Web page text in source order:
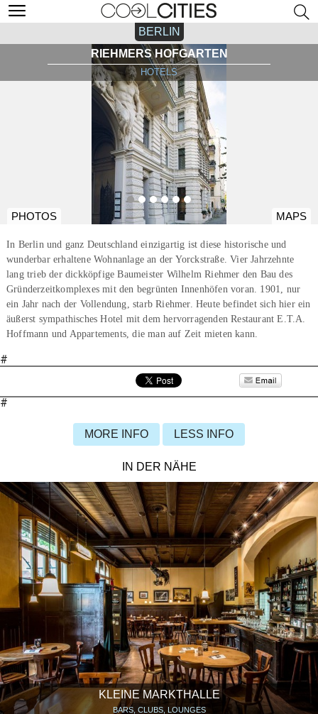
BERLIN
RIEHMERS HOFGARTEN
HOTELS
PHOTOS MAPS
In Berlin und ganz Deutschland einzigartig ist diese historische und
wunderbar erhaltene Wohnanlage an der Yorckstraße. Vier Jahrzehnte
lang trieb der dickköpfige Baumeister Wilhelm Riehmer den Bau des
Gründerzeitkomplexes mit den begrünten Innenhöfen voran. 1901, nur
ein Jahr nach der Vollendung, starb Riehmer. Heute befindet sich hier ein
äußerst sympathisches Hotel mit dem hervorragenden Restaurant E.T.A.
Hoffmann und Appartements, die man auf Zeit mieten kann.
#
#
MORE INFO LESS INFO
IN DER NÄHE
KLEINE MARKTHALLE
BARS, CLUBS, LOUNGES